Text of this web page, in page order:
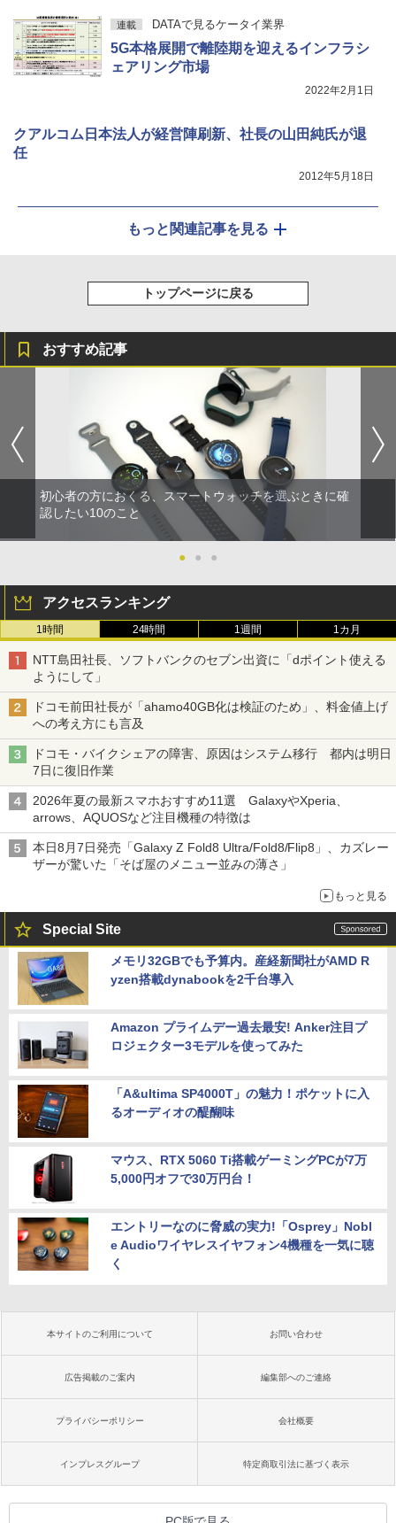
連載 DATAで見るケータイ業界
5G本格展開で離陸期を迎えるインフラシ
ェアリング市場
2022年2月1日
クアルコム日本法人が経営陣刷新、社長の山田純氏が退
任
2012年5月18日
もっと関連記事を見る
トップページに戻る
おすすめ記事
初心者の方におくる、スマートウォッチを選ぶときに確
認したい10のこと
● ● ●
アクセスランキング
1時間 24時間 1週間 1カ月
NTT島田社長、ソフトバンクのセブン出資に「dポイント使える
ようにして」
ドコモ前田社長が「ahamo40GB化は検証のため」、料金値上げ
への考え方にも言及
ドコモ・バイクシェアの障害、原因はシステム移行 都内は明日
7日に復旧作業
2026年夏の最新スマホおすすめ11選 GalaxyやXperia、
arrows、AQUOSなど注目機種の特徴は
本日8月7日発売「Galaxy Z Fold8 Ultra/Fold8/Flip8」、カズレー
ザーが驚いた「そば屋のメニュー並みの薄さ」
もっと見る
Special Site
メモリ32GBでも予算内。産経新聞社がAMD R
yzen搭載dynabookを2千台導入
Amazon プライムデー過去最安! Anker注目プ
ロジェクター3モデルを使ってみた
「A&ultima SP4000T」の魅力！ポケットに入
るオーディオの醍醐味
マウス、RTX 5060 Ti搭載ゲーミングPCが7万
5,000円オフで30万円台！
エントリーなのに脅威の実力!「Osprey」Nobl
e Audioワイヤレスイヤフォン4機種を一気に聴
く
本サイトのご利用について お問い合わせ
広告掲載のご案内 編集部へのご連絡
プライバシーポリシー 会社概要
インプレスグループ 特定商取引法に基づく表示